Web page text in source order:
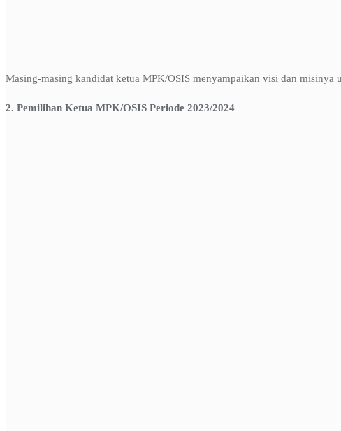
Masing-masing kandidat ketua MPK/OSIS menyampaikan visi dan misinya
2. Pemilihan Ketua MPK/OSIS Periode 2023/2024